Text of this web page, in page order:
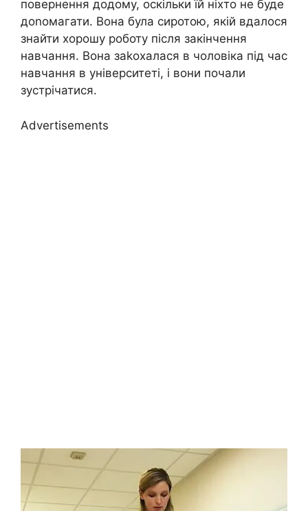
повернення додому, оскільки їй ніхто не буде
доnомагати. Вона була сиротою, якій вдалося
знайти хорошу роботу після закінчення
навчання. Вона заkохалася в чоловіка під час
навчання в університеті, і вони почали
зустрічатися.
Advertisements